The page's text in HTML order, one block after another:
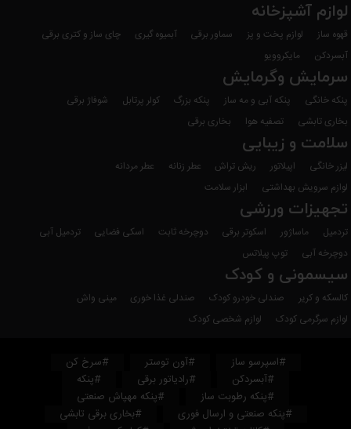
لوازم آشپزخانه
قهوه ساز لوازم پخت و پز سماور برقی آبمیوه گیری
چای ساز و کتری برقی
آبسردکن
مایکروویو
سرمایش وگرمایش
پنکه خانگی پنکه آبی و مه ساز پنکه بزرگ کولر پرتابل
شوفاژ برقی
بخاری تابشی
تصفیه هوا بخاری برقی
سلامت و زیبایی
لیزر خانگی اپیلاتور ریش تراش عطر زنانه
عطر مردانه
لوازم سرویش بهداشتی
ابزار سلامت
تجهیزات ورزشی
تردمیل ماساژور اسکوتر برقی دوچرخه ثابت اسکی فضایی
تردمیل آبی
دوچرخه آبی
توپ پیلاتس
سیسمونی و کودک
کالسکه و کریر صندلی خودرو کودک صندلی غذا خوری
مینی واش
لوازم سرگرمی کودک
لوازم شخصی کودک
#اسپرسو ساز #آون توستر
#سرخ کن
#آبسردکن
#رادیاتور برقی
#پنکه
#پنکه رطوبت ساز
#پنکه مهپاش صنعتی
#پنکه صنعتی و ارسال فوری
#بخاری برقی تابشی